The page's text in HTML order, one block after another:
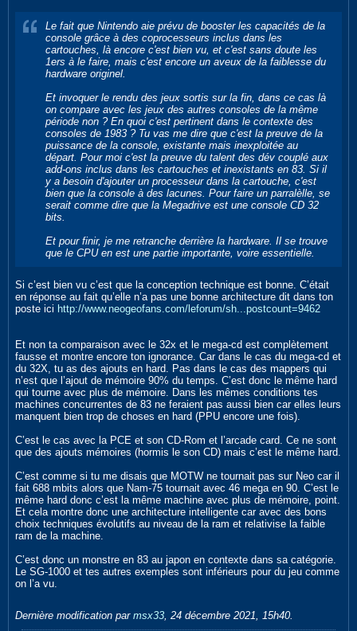
Le fait que Nintendo aie prévu de booster les capacités de la
console grâce à des coprocesseurs inclus dans les
cartouches, là encore c'est bien vu, et c'est sans doute les
1ers à le faire, mais c'est encore un aveux de la faiblesse du
hardware originel.
Et invoquer le rendu des jeux sortis sur la fin, dans ce cas là
on compare avec les jeux des autres consoles de la même
période non ? En quoi c'est pertinent dans le contexte des
consoles de 1983 ? Tu vas me dire que c'est la preuve de la
puissance de la console, existante mais inexploitée au
départ. Pour moi c'est la preuve du talent des dév couplé aux
add-ons inclus dans les cartouches et inexistants en 83. Si il
y a besoin d'ajouter un processeur dans la cartouche, c'est
bien que la console à des lacunes. Pour faire un parralèlle, se
serait comme dire que la Megadrive est une console CD 32
bits.
Et pour finir, je me retranche derrière la hardware. Il se trouve
que le CPU en est une partie importante, voire essentielle.
Si c’est bien vu c’est que la conception technique est bonne. C’était
en réponse au fait qu’elle n’a pas une bonne architecture dit dans ton
poste ici http://www.neogeofans.com/leforum/sh...postcount=9462
Et non ta comparaison avec le 32x et le mega-cd est complètement
fausse et montre encore ton ignorance. Car dans le cas du mega-cd et
du 32X, tu as des ajouts en hard. Pas dans le cas des mappers qui
n’est que l’ajout de mémoire 90% du temps. C’est donc le même hard
qui tourne avec plus de mémoire. Dans les mêmes conditions tes
machines concurrentes de 83 ne feraient pas aussi bien car elles leurs
manquent bien trop de choses en hard (PPU encore une fois).
C’est le cas avec la PCE et son CD-Rom et l’arcade card. Ce ne sont
que des ajouts mémoires (hormis le son CD) mais c’est le même hard.
C’est comme si tu me disais que MOTW ne tournait pas sur Neo car il
fait 688 mbits alors que Nam-75 tournait avec 46 mega en 90. C’est le
même hard donc c’est la même machine avec plus de mémoire, point.
Et cela montre donc une architecture intelligente car avec des bons
choix techniques évolutifs au niveau de la ram et relativise la faible
ram de la machine.
C’est donc un monstre en 83 au japon en contexte dans sa catégorie.
Le SG-1000 et tes autres exemples sont inférieurs pour du jeu comme
on l’a vu.
Dernière modification par msx33, 24 décembre 2021, 15h40.